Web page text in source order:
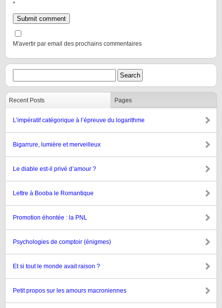
*
M'avertir par email des prochains commentaires
Recent Posts Pages
L’impératif catégorique à l’épreuve du logarithme
Bigarrure, lumière et merveilleux
Le diable est-il privé d’amour ?
Lettre à Booba le Romantique
Promotion éhontée : la PNL
Psychologies de comptoir (énigmes)
Et si tout le monde avait raison ?
Petit propos sur les amours macroniennes